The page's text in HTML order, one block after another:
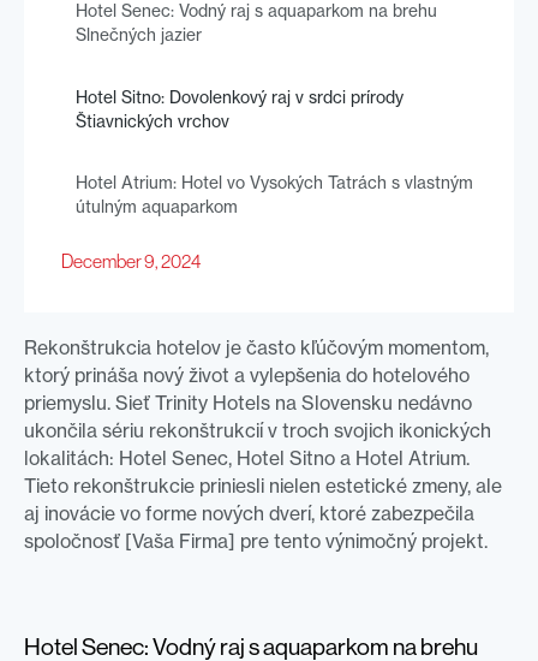
Hotel Senec: Vodný raj s aquaparkom na brehu
Slnečných jazier
Hotel Sitno: Dovolenkový raj v srdci prírody
Štiavnických vrchov
Hotel Atrium: Hotel vo Vysokých Tatrách s vlastným
útulným aquaparkom
December 9, 2024
Rekonštrukcia hotelov je často kľúčovým momentom,
ktorý prináša nový život a vylepšenia do hotelového
priemyslu. Sieť Trinity Hotels na Slovensku nedávno
ukončila sériu rekonštrukcií v troch svojich ikonických
lokalitách: Hotel Senec, Hotel Sitno a Hotel Atrium.
Tieto rekonštrukcie priniesli nielen estetické zmeny, ale
aj inovácie vo forme nových dverí, ktoré zabezpečila
spoločnosť [Vaša Firma] pre tento výnimočný projekt.
Hotel Senec: Vodný raj s aquaparkom na brehu